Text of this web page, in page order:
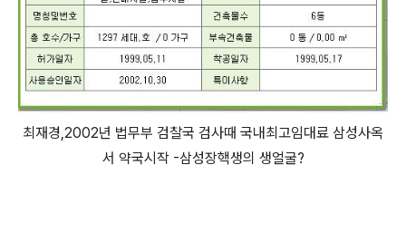
최재경,2002년 법무부 검찰국 검사때 국내최고임대료 삼성사옥
서 약국시작 -삼성장핵생의 생얼굴?